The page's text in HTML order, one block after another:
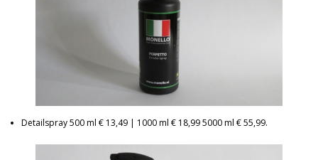
Detailspray 500 ml € 13,49 | 1000 ml € 18,99 5000 ml € 55,99.